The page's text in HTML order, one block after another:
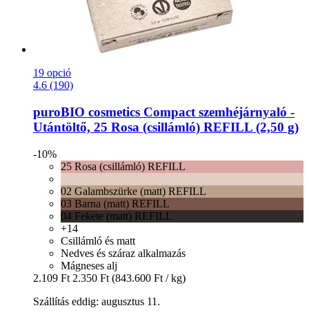
19 opció
4.6 (190)
puroBIO cosmetics Compact szemhéjárnyaló -​
Utántöltő, 25 Rosa (csillámló) REFILL (2,50 g)
-10%
25 Rosa (csillámló) REFILL
02 Galambszürke (matt) REFILL
03 Barna (matt) REFILL
04 Fekete (matt) REFILL
+14
Csillámló és matt
Nedves és száraz alkalmazás
Mágneses alj
2.109 Ft 2.350 Ft (843.600 Ft / kg)
Szállítás eddig: augusztus 11.